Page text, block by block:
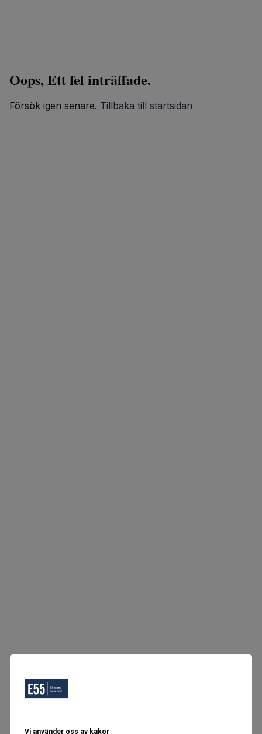
Vi använder oss av kakor
Oops, Ett fel inträffade.
Försök igen senare. Tillbaka till startsidan